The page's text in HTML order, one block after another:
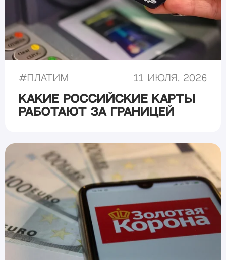
# Платим 11 июля, 2026
Какие российские карты
работают за границей